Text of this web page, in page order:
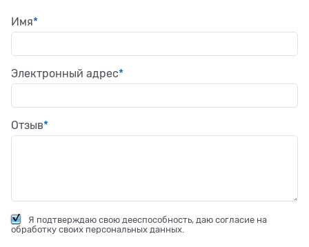
Имя
Электронный адрес
Отзыв
Я подтверждаю свою дееспособность, даю согласие на
обработку своих персональных данных.